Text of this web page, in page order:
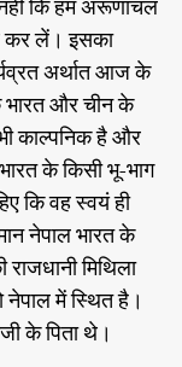
कि हम अरूणाचल
कर लें। इसका
अर्थात आज के
भारत और चीन के
काल्पनिक है और
के किसी भू-भाग
कि वह स्वयं ही
नेपाल भारत के
मिथिला
में स्थित है।
के पिता थे।